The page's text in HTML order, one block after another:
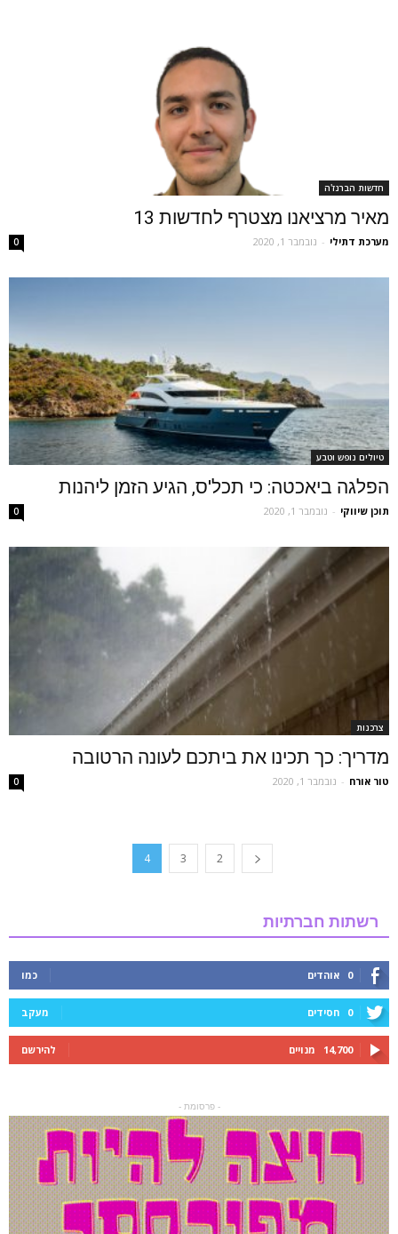
חדשות הברנז'ה
מאיר מרציאנו מצטרף לחדשות 13
מערכת דתילי - נובמבר 1, 2020 0
טיולים נופש וטבע
הפלגה ביאכטה: כי תכל'ס, הגיע הזמן ליהנות
תוכן שיווקי - נובמבר 1, 2020 0
צרכנות
מדריך: כך תכינו את ביתכם לעונה הרטובה
טור אורח - נובמבר 1, 2020 0
2
3
4
רשתות חברתיות
0 אוהדים כמו
0 חסידים מעקב
14,700 מנויים להירשם
- פרסומת -